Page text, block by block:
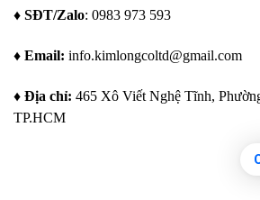
♦ SĐT/Zalo: 0983 973 593
♦ Email: info.kimlongcoltd@gmail.com
♦ Địa chỉ: 465 Xô Viết Nghệ Tĩnh,
TP.HCM